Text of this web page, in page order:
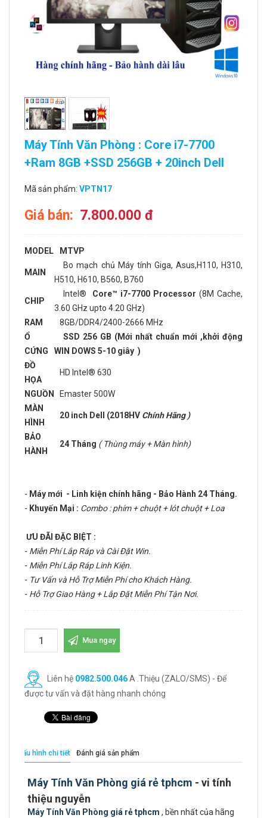
Máy Tính Văn Phòng : Core i7-7700
+Ram 8GB +SSD 256GB + 20inch Dell
Mã sản phẩm: VPTN17
Giá bán: 7.800.000 đ
MODEL MTVP
MAIN
Bo mạch chủ Máy tính Giga, Asus,H110, H310,
H510, H610, B560, B760
CHIP
Intel® Core™ i7-7700 Processor (8M Cache,
3.60 GHz upto 4.20 GHz)
RAM
8GB/DDR4/2400-2666 MHz
Ổ
CỨNG
SSD 256 GB (Mới nhất chuẩn mới ,khởi động
WIN DOWS 5-10 giây )
ĐỒ
HỌA
HD Intel® 630
NGUỒN
Emaster 500W
MÀN
HÌNH
20 inch Dell (2018HV Chính Hãng )
BẢO
HÀNH
24 Tháng ( Thùng máy + Màn hình)
- Máy mới - Linh kiện chính hãng - Bảo Hành 24 Tháng.
- Khuyến Mại : Combo : phím + chuột + lót chuột + Loa
ƯU ĐÃI ĐẶC BIỆT :
- Miễn Phí Lắp Ráp và Cài Đặt Win.
- Miễn Phí Lắp Ráp Linh Kiện.
- Tư Vấn và Hỗ Trợ Miễn Phí cho Khách Hàng.
- Hỗ Trợ Giao Hàng + Lắp Đặt Miễn Phí Tận Nơi.
Mua ngay
Liên hệ 0982.500.046A .Thiệu (ZALO/SMS) - Để
được tư vấn và đặt hàng nhanh chóng
Cấu hình chi tiết Đánh giá sản phẩm
Máy Tính Văn Phòng giá rẻ tphcm - vi tính
thiệu nguyễn
Máy Tính Văn Phòng giá rẻ tphcm , bền nhất của hãng